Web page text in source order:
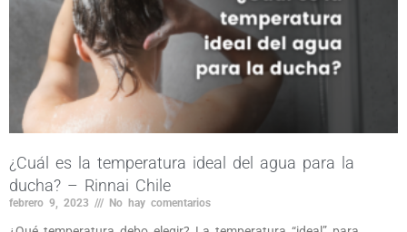
¿Cuál es la temperatura ideal del agua para la
ducha? – Rinnai Chile
febrero 9, 2023 No hay comentarios